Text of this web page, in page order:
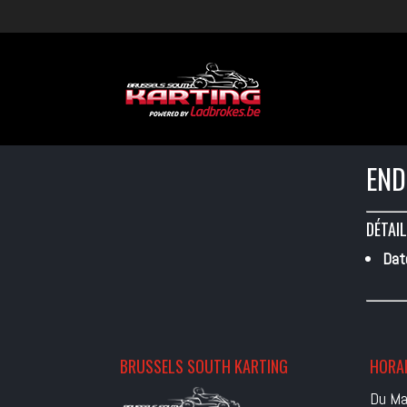
BRUSSELS SOUTH KARTING
Du